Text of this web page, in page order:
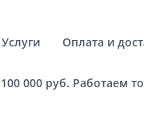
Услуги Оплата и
000 руб. Работаем